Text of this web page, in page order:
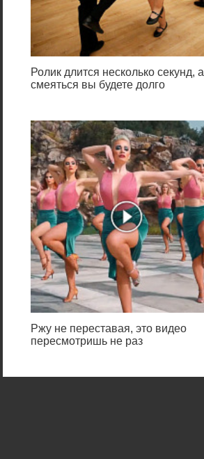
Ролик длится несколько секунд, а
смеяться вы будете долго
Ржу не переставая, это видео
пересмотришь не раз